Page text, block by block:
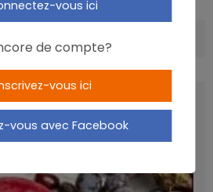
vous ici
de compte?
vous ici
vous avec Facebook